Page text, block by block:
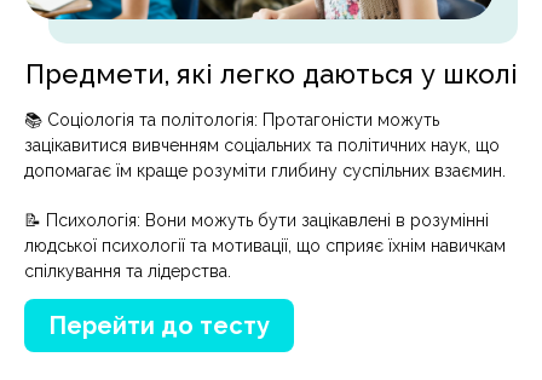
Предмети, які легко даються у школі
📚 Соціологія та політологія: Протагоністи можуть
зацікавитися вивченням соціальних та політичних наук, що
допомагає їм краще розуміти глибину суспільних взаємин.
📝 Психологія: Вони можуть бути зацікавлені в розумінні
людської психології та мотивації, що сприяє їхнім навичкам
спілкування та лідерства.
Перейти до тесту